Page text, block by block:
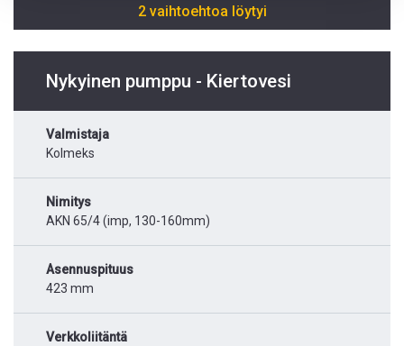
2 vaihtoehtoa löytyi
Nykyinen pumppu - Kiertovesi
Valmistaja
Kolmeks
Nimitys
AKN 65/4 (imp, 130-160mm)
Asennuspituus
423 mm
Verkkoliitäntä